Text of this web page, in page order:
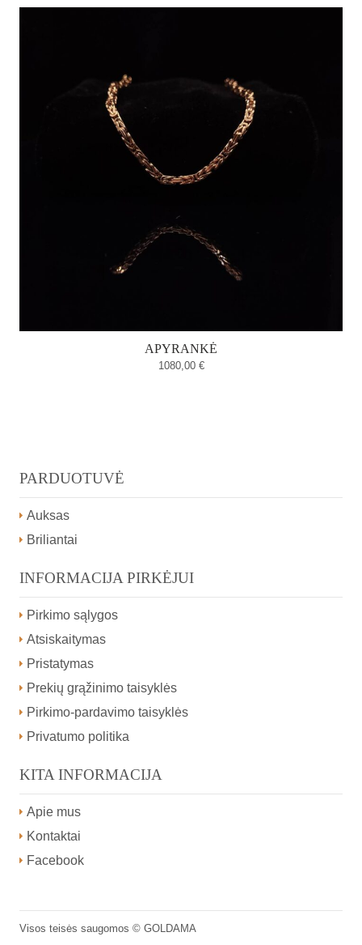
APYRANKĖ
1080,00 €
PARDUOTUVĖ
Auksas
Briliantai
INFORMACIJA PIRKĖJUI
Pirkimo sąlygos
Atsiskaitymas
Pristatymas
Prekių grąžinimo taisyklės
Pirkimo-pardavimo taisyklės
Privatumo politika
KITA INFORMACIJA
Apie mus
Kontaktai
Facebook
Visos teisės saugomos © GOLDAMA